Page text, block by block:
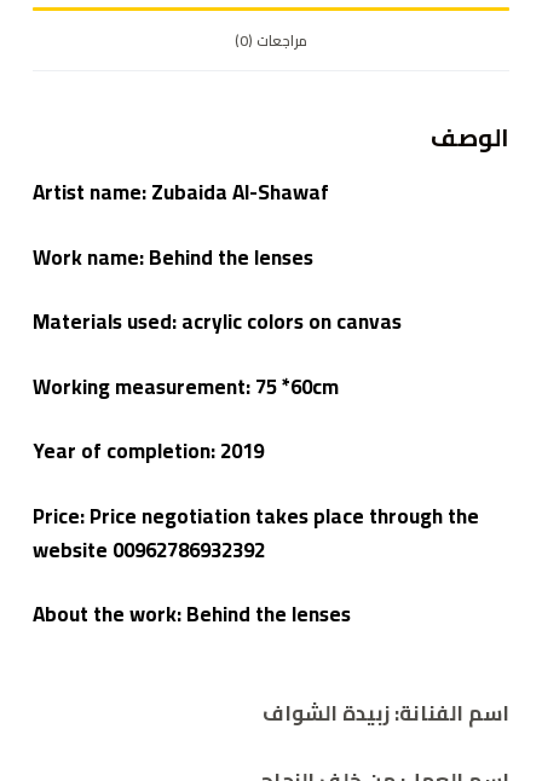
مراجعات (0)
الوصف
Artist name: Zubaida Al-Shawaf
Work name:Behind the lenses
Materials used: acrylic colors on canvas
Working measurement: 75 *60cm
Year of completion:2019
Price: Price negotiation takes place through the
website 00962786932392
About the work:Behind the lenses
اسم الفنانة: زبيدة الشواف